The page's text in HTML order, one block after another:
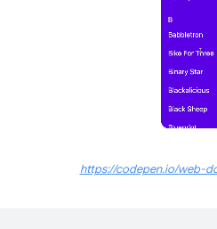
https://codepen.io/web-